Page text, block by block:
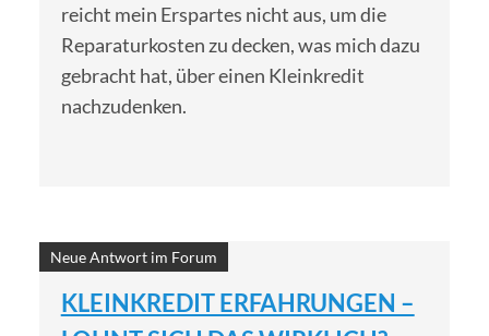
reicht mein Erspartes nicht aus, um die
Reparaturkosten zu decken, was mich dazu
gebracht hat, über einen Kleinkredit
nachzudenken.
Neue Antwort im Forum
KLEINKREDIT ERFAHRUNGEN –